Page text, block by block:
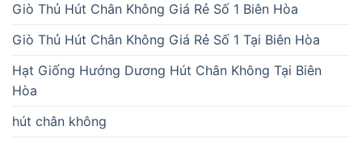
Giò Thủ Hút Chân Không Giá Rẻ Số 1 Biên Hòa
Giò Thủ Hút Chân Không Giá Rẻ Số 1 Tại Biên Hòa
Hạt Giống Hướng Dương Hút Chân Không Tại Biên
Hòa
hút chân không